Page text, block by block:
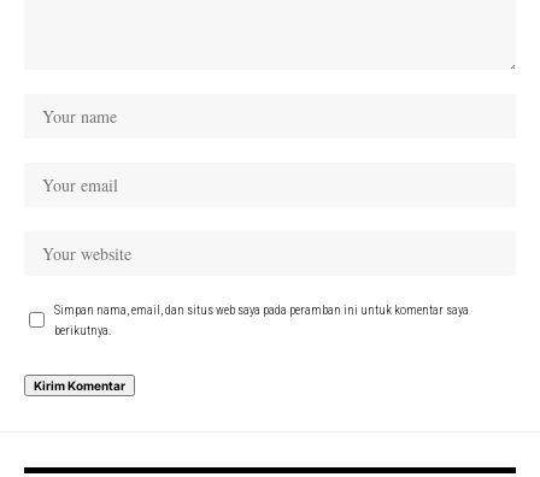
Simpan nama, email, dan situs web saya pada peramban ini untuk komentar saya
berikutnya.